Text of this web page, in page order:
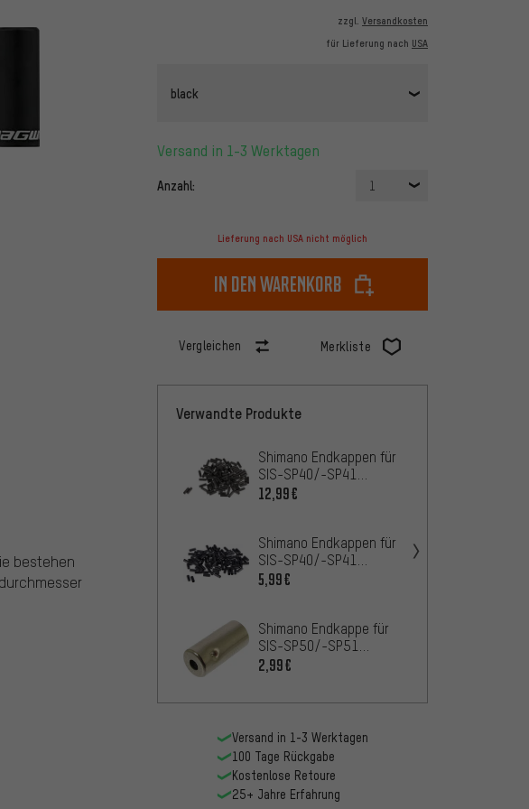
zzgl. Versandkosten
für Lieferung nach USA
black
Versand in 1-3 Werktagen
Anzahl: 1
Lieferung nach USA nicht möglich
In den Warenkorb
Vergleichen Merkliste
bestehen
Verwandte Produkte
Shimano Endkappen für
SIS-SP40/-SP41
gedichtet - 100 Stück
12,99€
Shimano Endkappen für
SIS-SP40/-SP41
ungedichtet - 100
5,99€
Shimano Endkappe für
SIS-SP50/-SP51
gedichtet
2,99€
Versand in 1-3 Werktagen
100 Tage Rückgabe
Kostenlose Retoure
25+ Jahre Erfahrung